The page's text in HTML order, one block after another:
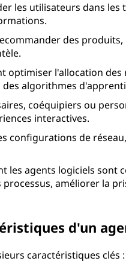
les utilisateurs dans les
des
optimiser l'allocation des
algorithmes
coéquipiers ou
interactives.
configurations de
les agents logiciels sont
améliorer la
d'un
caractéristiques clés